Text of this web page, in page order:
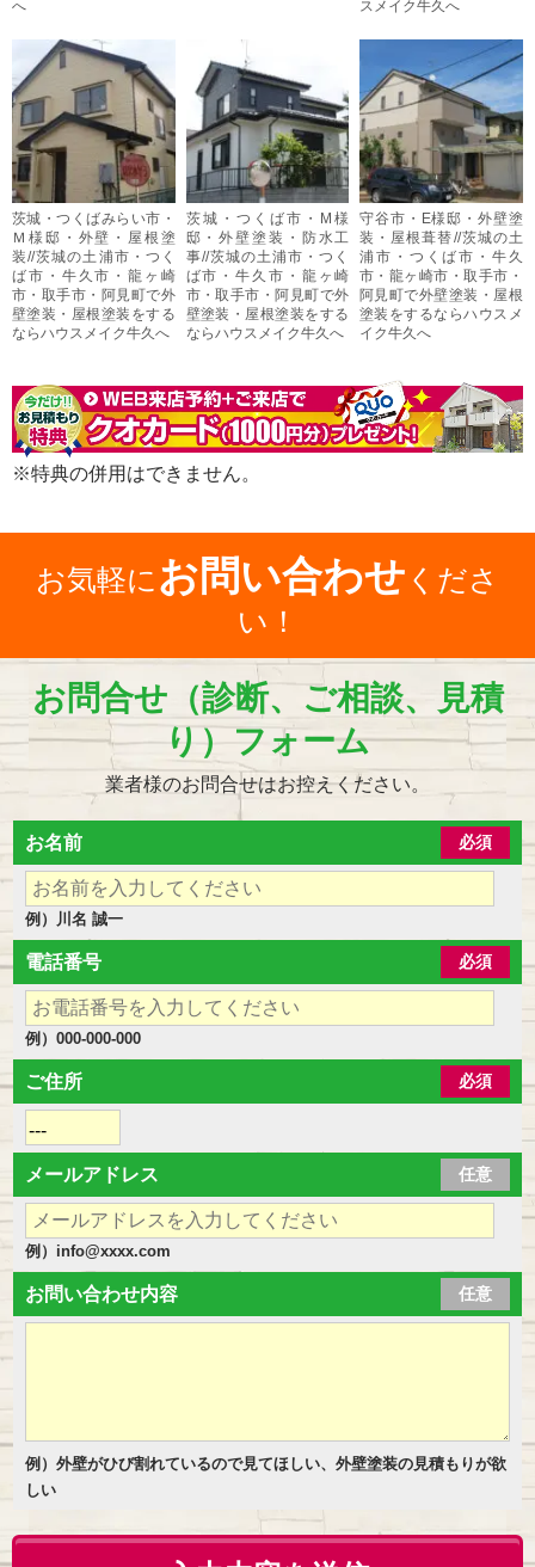
へ スメイク牛久へ
茨城・つくばみらい市・
Ｍ様邸・外壁・屋根塗
装//茨城の土浦市・つく
ば市・牛久市・龍ヶ崎
市・取手市・阿見町で外
壁塗装・屋根塗装をする
ならハウスメイク牛久へ
茨城・つくば市・M様
邸・外壁塗装・防水工
事//茨城の土浦市・つく
ば市・牛久市・龍ヶ崎
市・取手市・阿見町で外
壁塗装・屋根塗装をする
ならハウスメイク牛久へ
守谷市・E様邸・外壁塗
装・屋根葺替//茨城の土
浦市・つくば市・牛久
市・龍ヶ崎市・取手市・
阿見町で外壁塗装・屋根
塗装をするならハウスメ
イク牛久へ
※特典の併用はできません。
お気軽に お問い合わせ くださ
い！
お問合せ（診断、ご相談、見積
り）フォーム
業者様のお問合せはお控えください。
お名前 必須
例）川名 誠一
電話番号 必須
例）000-000-000
ご住所 必須
メールアドレス 任意
例）info@xxxx.com
お問い合わせ内容 任意
例）外壁がひび割れているので見てほしい、外壁塗装の見積もりが欲
しい